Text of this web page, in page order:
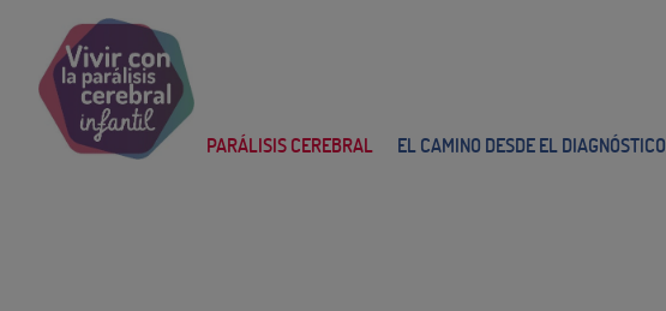
Main
navigation
PARÁLISIS CEREBRAL EL CAMINO DESDE EL DIAGNÓSTICO